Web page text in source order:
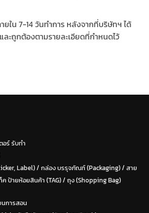
ยใน 7-14 วันทำการ หลังจากที่บริษัทฯ ได้
ละถูกต้องตามรายละเอียดที่กำหนดไว้
อร์ รับทำ
Label)/ กล่อง บรรุจภัณฑ์ (Packaging)/ สาย
ป้ายห้อยสินค้า (TAG)/ ถุง (Shopping Bag)
การสอน